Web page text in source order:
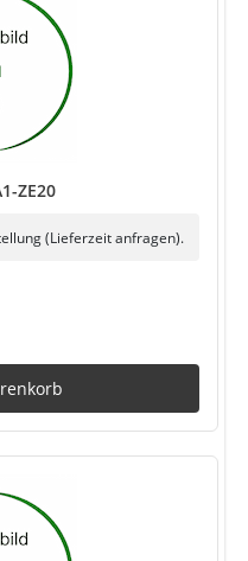
ZE20
(Lieferzeit anfragen).